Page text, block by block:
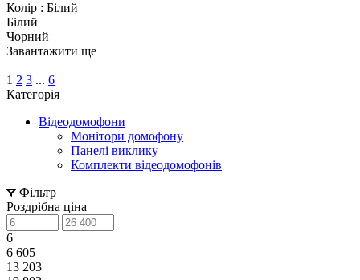
Колір : Білий
Білий
Чорний
Завантажити ще
1 2 3 ... 6
Категорія
Відеодомофони
Монітори домофону
Панелі виклику
Комплекти відеодомофонів
Фільтр
Роздрібна ціна
6
6 605
13 203